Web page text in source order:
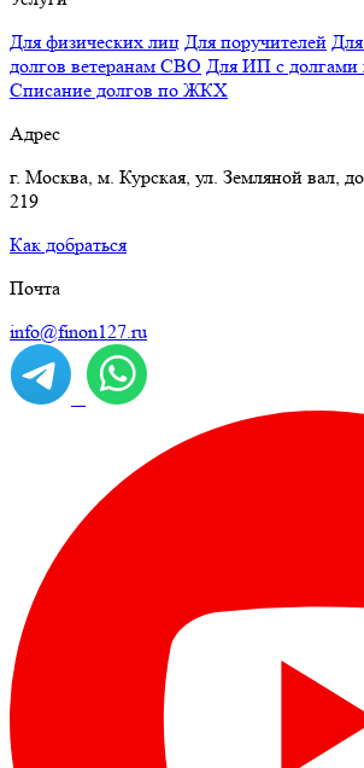
Для физических лиц Для поручителей
долгов ветеранам СВО Для ИП с долгами
Списание долгов по ЖКХ
Адрес
г. Москва, м. Курская, ул. Земляной вал,
219
Как добраться
Почта
info@finon127.ru